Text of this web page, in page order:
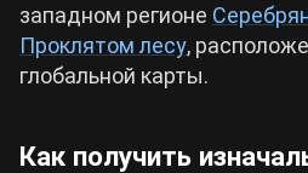
западном регионе
Проклятом лесу,
глобальной карты.
Как получить